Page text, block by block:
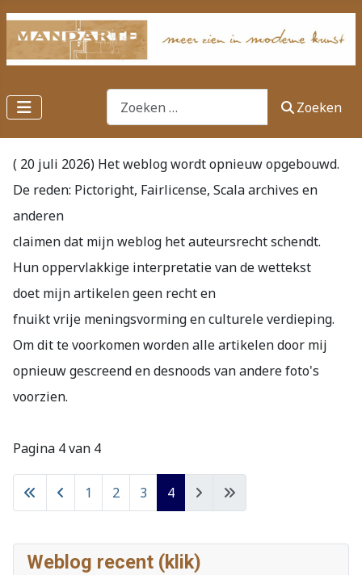
Zoeken Zoeken
( 20 juli 2026) Het weblog wordt opnieuw opgebouwd.
De reden: Pictoright, Fairlicense, Scala archives en
anderen
claimen dat mijn weblog het auteursrecht schendt.
Hun oppervlakkige interpretatie van de wettekst
doet mijn artikelen geen recht en
fnuikt vrije meningsvorming en culturele verdieping.
Om dit te voorkomen worden alle artikelen door mij
opnieuw gescreend en desnoods van andere foto's
voorzien.
Pagina 4 van 4
1 2 3 4
Weblog recent (klik)